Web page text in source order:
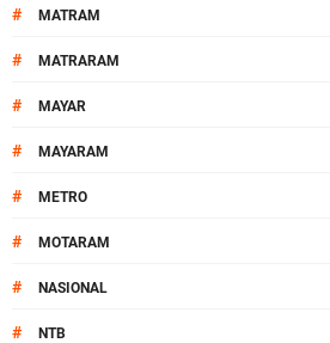
# MATRAM
# MATRARAM
# MAYAR
# MAYARAM
# METRO
# MOTARAM
# NASIONAL
# NTB